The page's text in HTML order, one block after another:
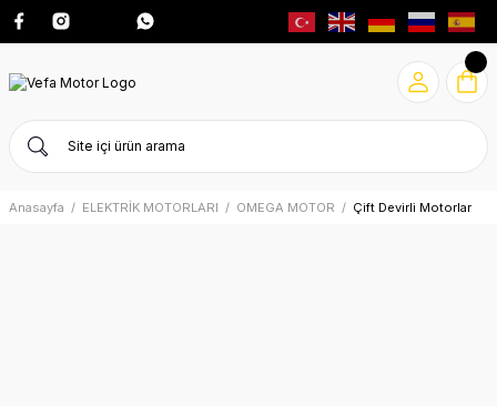
Anasayfa ELEKTRİK MOTORLARI OMEGA MOTOR Çift Devirli Motorlar